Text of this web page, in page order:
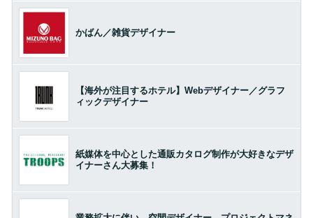
かばん／雑貨デザイナー
【海外が注目するホテル】Webデザイナー／グラフ
ィックデザイナー
紙媒体を中心とした通販カタログ制作が大好きなデザ
イナーさん大募集！